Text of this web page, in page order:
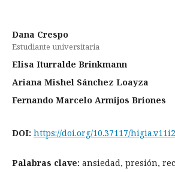
Dana Crespo
Estudiante universitaria
Elisa Iturralde Brinkmann
Ariana Mishel Sánchez Loayza
Fernando Marcelo Armijos Briones
DOI: https://doi.org/10.37117/
Palabras clave: ansiedad, presión,